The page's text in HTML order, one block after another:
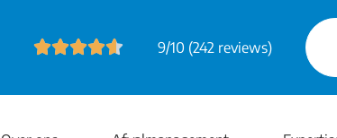
9/10 (242 reviews)